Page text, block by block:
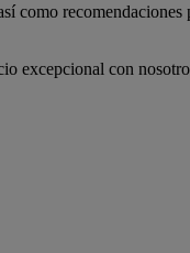
como
excepcional con